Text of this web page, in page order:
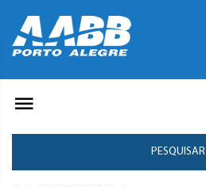
PESQUISAR